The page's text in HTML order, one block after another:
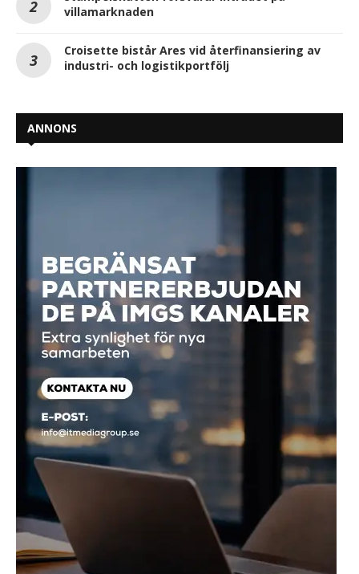
villamarknaden
Croisette bistår Ares vid återfinansiering av
industri- och logistikportfölj
ANNONS